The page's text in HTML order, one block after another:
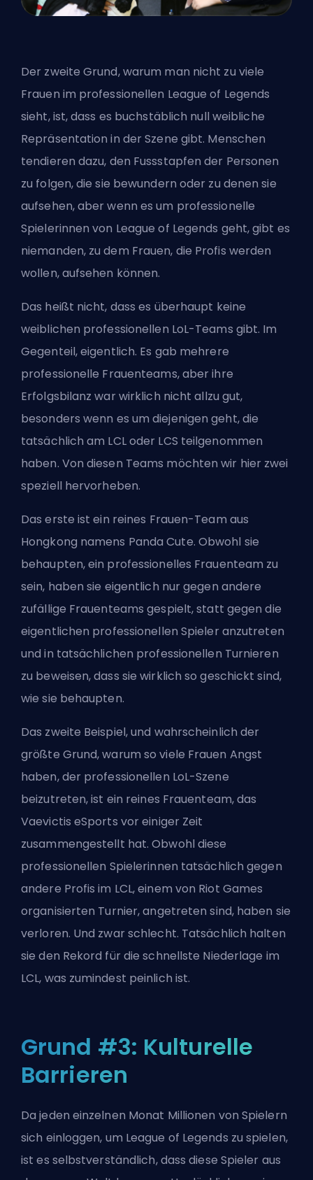
Der zweite Grund, warum man nicht zu viele
Frauen im professionellen League of Legends
sieht, ist, dass es buchstäblich null weibliche
Repräsentation in der Szene gibt. Menschen
tendieren dazu, den Fussstapfen der Personen
zu folgen, die sie bewundern oder zu denen sie
aufsehen, aber wenn es um professionelle
Spielerinnen von League of Legends geht, gibt es
niemanden, zu dem Frauen, die Profis werden
wollen, aufsehen können.
Das heißt nicht, dass es überhaupt keine
weiblichen professionellen LoL-Teams gibt. Im
Gegenteil, eigentlich. Es gab mehrere
professionelle Frauenteams, aber ihre
Erfolgsbilanz war wirklich nicht allzu gut,
besonders wenn es um diejenigen geht, die
tatsächlich am LCL oder LCS teilgenommen
haben. Von diesen Teams möchten wir hier zwei
speziell hervorheben.
Das erste ist ein reines Frauen-Team aus
Hongkong namens Panda Cute. Obwohl sie
behaupten, ein professionelles Frauenteam zu
sein, haben sie eigentlich nur gegen andere
zufällige Frauenteams gespielt, statt gegen die
eigentlichen professionellen Spieler anzutreten
und in tatsächlichen professionellen Turnieren
zu beweisen, dass sie wirklich so geschickt sind,
wie sie behaupten.
Das zweite Beispiel, und wahrscheinlich der
größte Grund, warum so viele Frauen Angst
haben, der professionellen LoL-Szene
beizutreten, ist ein reines Frauenteam, das
Vaevictis eSports vor einiger Zeit
zusammengestellt hat. Obwohl diese
professionellen Spielerinnen tatsächlich gegen
andere Profis im LCL, einem von Riot Games
organisierten Turnier, angetreten sind, haben sie
verloren. Und zwar schlecht. Tatsächlich halten
sie den Rekord für die schnellste Niederlage im
LCL, was zumindest peinlich ist.
Grund #3: Kulturelle
Barrieren
Da jeden einzelnen Monat Millionen von Spielern
sich einloggen, um League of Legends zu spielen,
ist es selbstverständlich, dass diese Spieler aus